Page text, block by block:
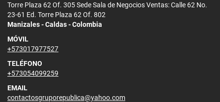
Torre Plaza 62 Of. 305 Sede Sala de Negocios Ventas: Calle 62 No.
23-61 Ed. Torre Plaza 62 Of. 802
Manizales - Caldas - Colombia
MÓVIL
+573017977527
TELÉFONO
+573054099259
EMAIL
contactosgruporepublica@yahoo.com